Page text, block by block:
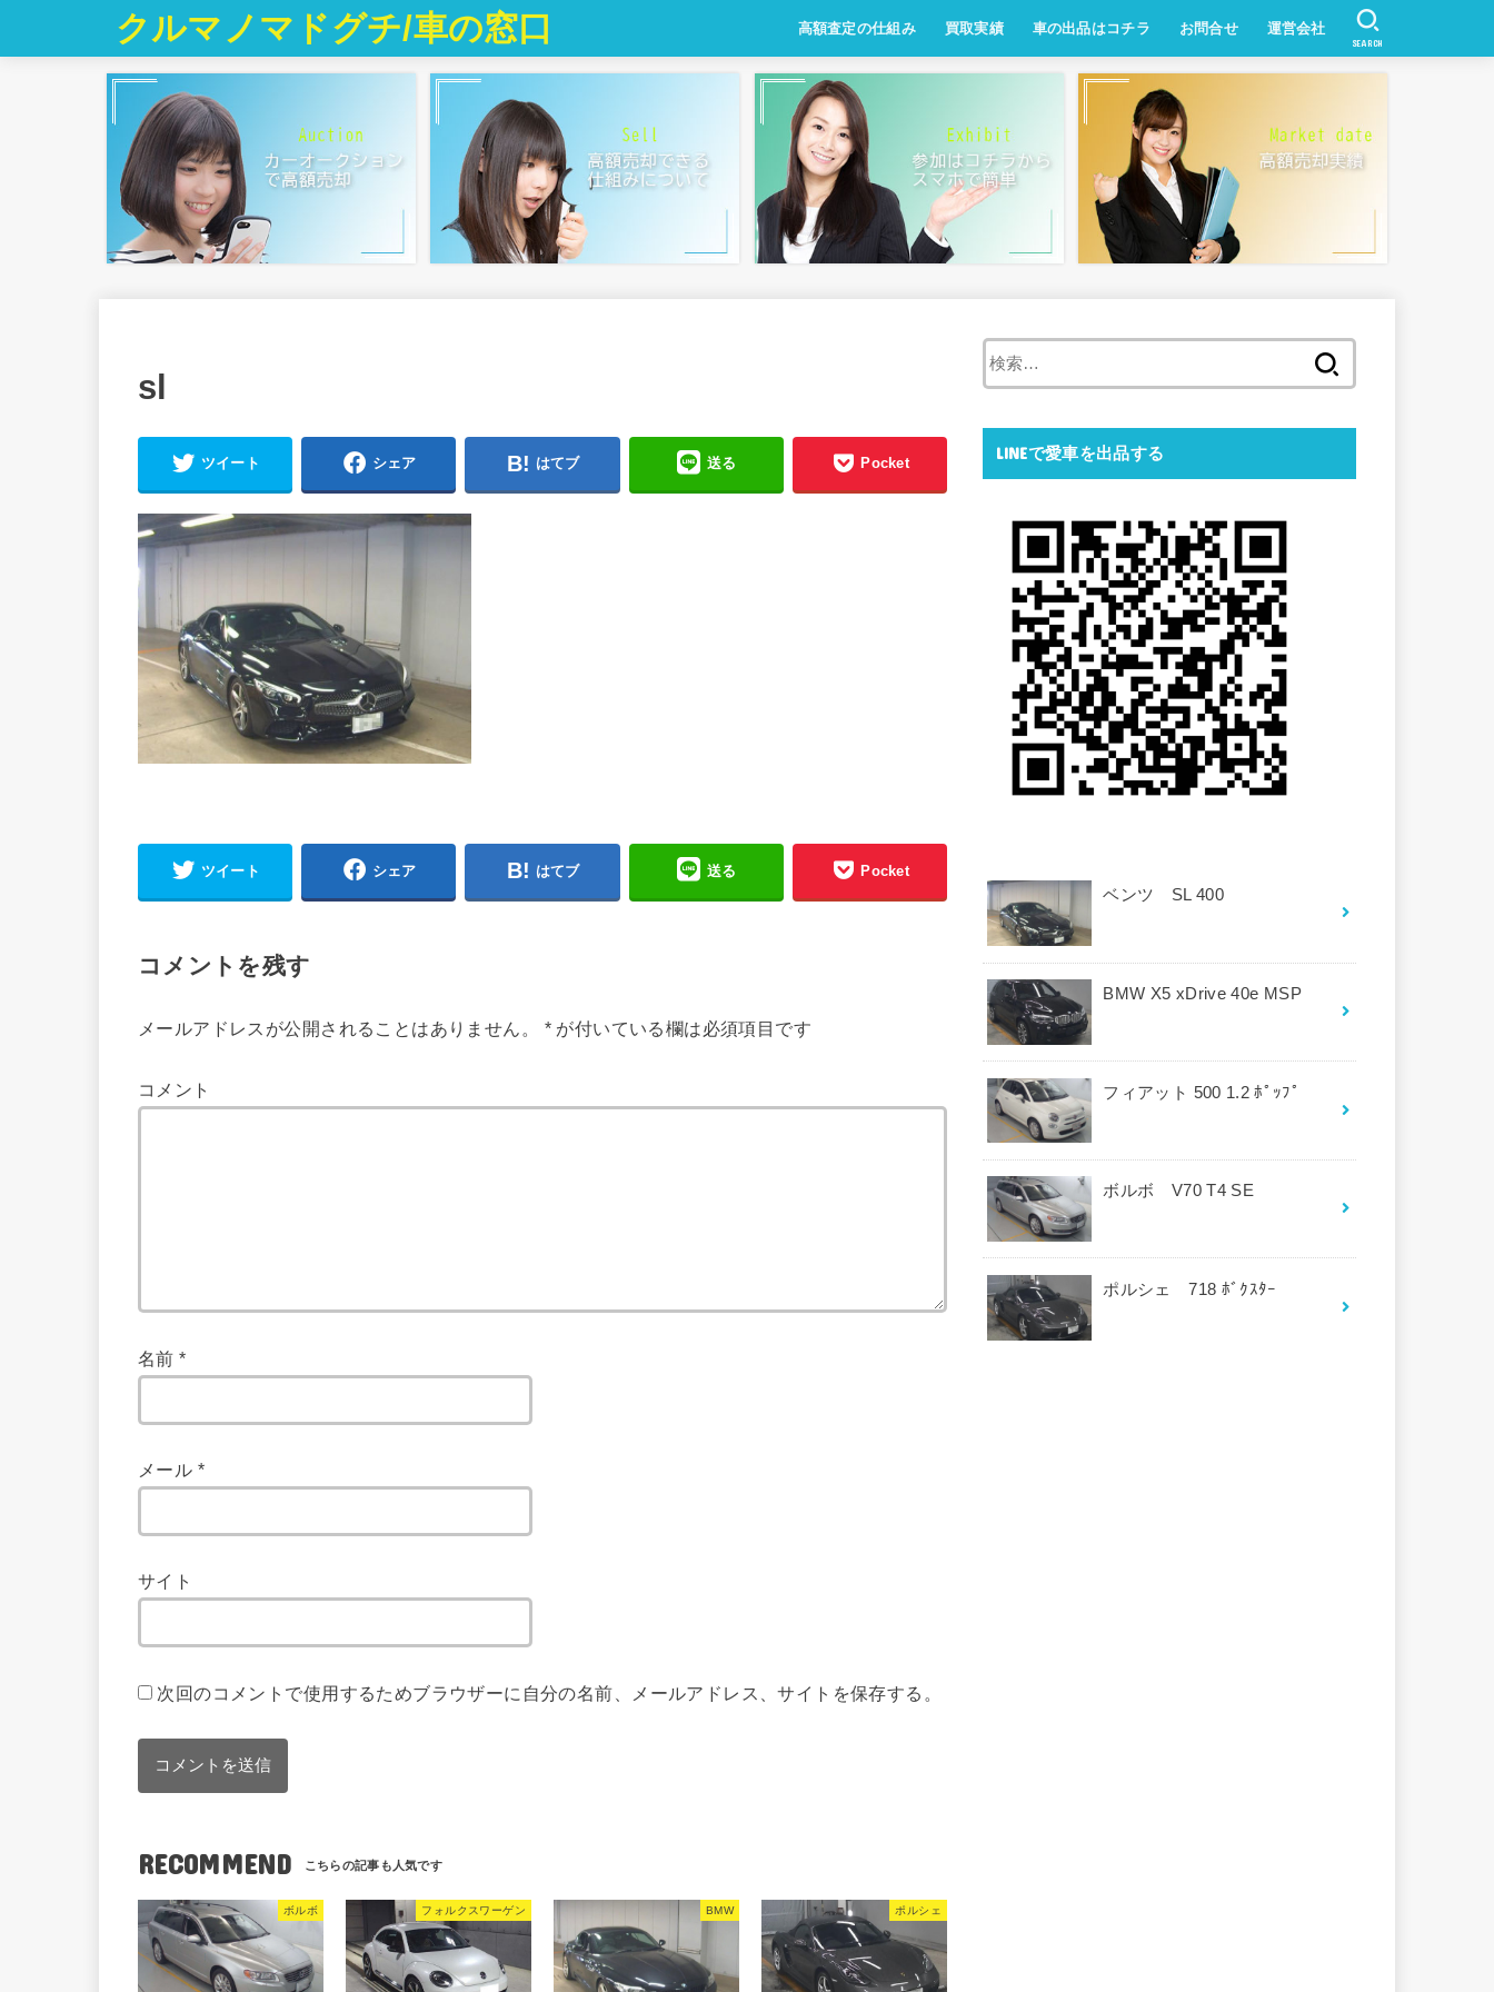
クルマノマドグチ/車の窓口 高額査定の仕組み 買取実績 車の出品はコチラ お問合せ 運営会社
中古車ネットフェアー
SEARCH
sl
ツイート シェア はてブ 送る Pocket
ツイート シェア はてブ 送る Pocket
コメントを残す
メールアドレスが公開されることはありません。 *が付いている欄は必須項目です
コメント
名前*
メール *
サイト
次回のコメントで使用するためブラウザーに自分の名前、メールアドレス、サイトを保存する。
RECOMMEND
ボルボ フォルクスワーゲン BMW ポルシェ
LINEで愛車を出品する
ベンツ SL 400
BMW X5 xDrive 40e MSP
フィアット 500 1.2 ﾎﾟｯﾌﾟ
ボルボ V70 T4 SE
ポルシェ 718 ﾎﾞｸｽﾀｰ